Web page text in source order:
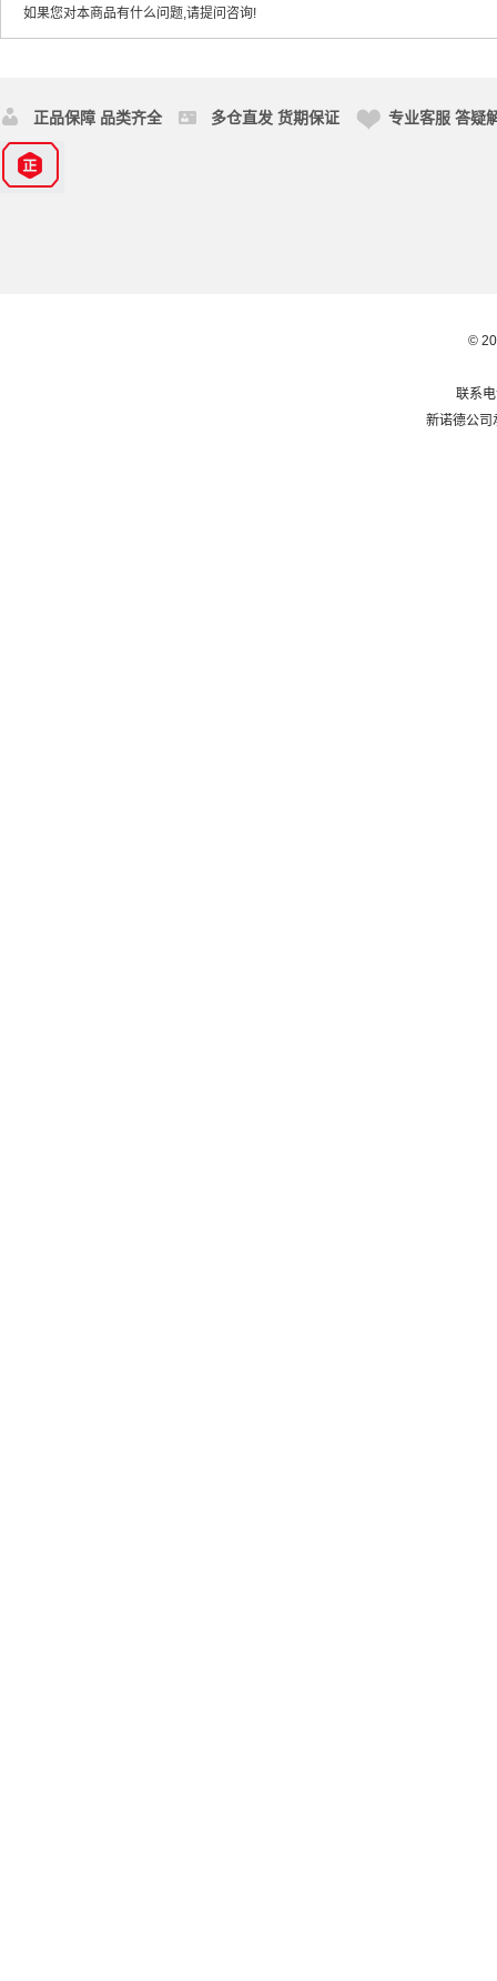
如果您对本商品有什么问题,请提问咨询!
正品保障 品类齐全 多仓直发 货期保证 专业客服 答疑
©
联系
新诺德公司